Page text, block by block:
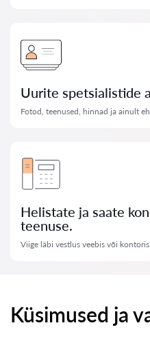
Uurite spetsialistide
Fotod, teenused, hinnad ja ainult
Helistate ja saate
teenuse.
Viige läbi vestlus veebis või
Küsimused ja